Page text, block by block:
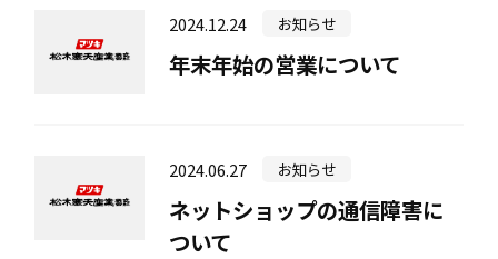
2024.12.24 お知らせ
年末年始の営業について
2024.06.27 お知らせ
ネットショップの通信障害に
ついて